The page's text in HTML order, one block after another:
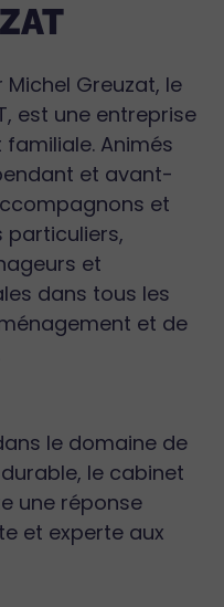
Michel Greuzat, le
est une entreprise
Animés
et avant-
et
particuliers,
et
dans tous les
et de
le domaine de
le cabinet
une réponse
et experte aux